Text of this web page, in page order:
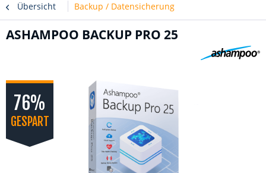
Übersicht Backup / Datensicherung
ASHAMPOO BACKUP PRO 25
76%
GESPART